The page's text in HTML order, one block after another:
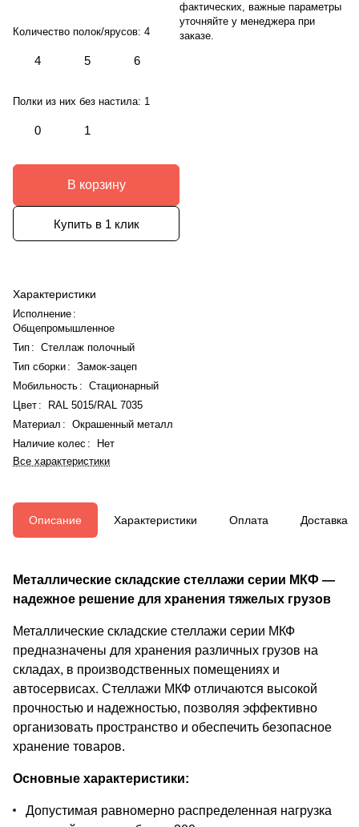
Количество полок/ярусов: 4
4 5 6
Полки из них без настила: 1
0 1
В корзину
Купить в 1 клик
Характеристики
Исполнение :
Общепромышленное
Тип : Стеллаж полочный
Тип сборки: Замок-зацеп
Мобильность : Стационарный
Цвет :
RAL 5015/RAL 7035
Материал : Окрашенный металл
Наличие колес :
Нет
Все характеристики
фактических, важные параметры
уточняйте у менеджера при
заказе.
Описание Характеристики Оплата Доставка
Металлические складские стеллажи серии МКФ —
надежное решение для хранения тяжелых грузов
Металлические складские стеллажи серии МКФ
предназначены для хранения различных грузов на
складах, в производственных помещениях и
автосервисах. Стеллажи МКФ отличаются высокой
прочностью и надежностью, позволяя эффективно
организовать пространство и обеспечить безопасное
хранение товаров.
Основные характеристики:
Допустимая равномерно распределенная нагрузка